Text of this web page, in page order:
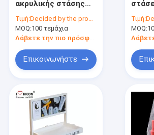
Στάση επίδειξης κρασιού
Ηλεκτρονική επίδειξη
Ράφι επίδειξης τροφίμων
μόνιμου εξοπλισμού κατάστημα
ΛΑΪΚΕΣ επιδείξεις εμπορευμάτων
ακρυλικής στάσης
μετάλλων
επιτραπέζιων
κορυφών που
το προϊόν ομορφιάς
Τιμή:Decided by the product specifications
MOQ:100 τεμάχια
Λάβετε την πιο πρόσφατη τιμή
Επικοινωνήστε
Τιμή:
MOQ: